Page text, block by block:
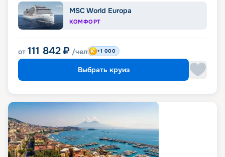
MSC World Europa
КОМФОРТ
от 111 842 ₽ /чел +1 000
Выбрать круиз